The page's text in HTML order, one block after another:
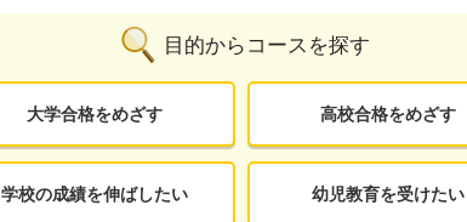
目的からコースを探す
大学合格をめざす 高校合格をめざす
学校の成績を伸ばしたい 幼児教育を受けたい